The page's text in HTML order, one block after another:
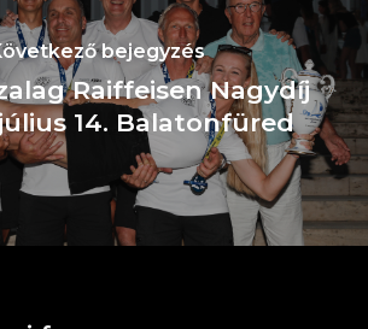
bejegyzés
Raiffeisen Nagydíj
14. Balatonfüred